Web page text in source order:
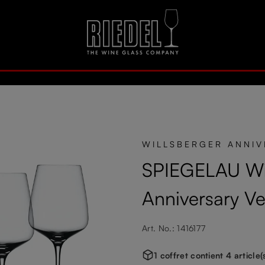
WILLSBERGER
SPIEGELAU
Anniversary
Art. No.: 1416177
1 coffret contient 4